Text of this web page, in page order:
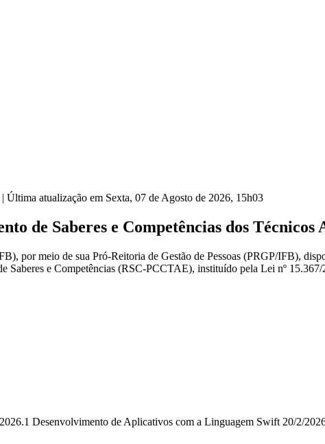
| Última atualização em Sexta, 07 de Agosto de 2026, 15h03
de Saberes e Competências dos
por meio de sua Pró-Reitoria de Gestão de Pessoas (PRGP/IFB),
Saberes e Competências (RSC-PCCTAE), instituído pela Lei nº
Desenvolvimento de Aplicativos com a Linguagem Swift 20/2/